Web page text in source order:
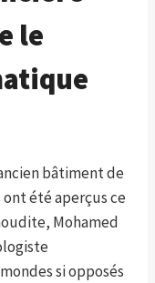
le
bâtiment de
été aperçus ce
Mohamed
si opposés